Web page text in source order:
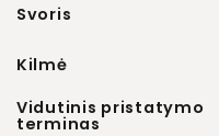
Svoris
Kilmė
Vidutinis pristatymo
terminas